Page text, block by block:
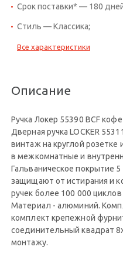
Срок поставки* — 180
Стиль — Классика;
Все характеристики
Описание
Ручка Локер 55390 BCF
Дверная ручка LOCKER
винтаж на круглой розетке
в межкомнатные и
Гальваническое покрытие
защищают от истирания и
ручек более 100 000
Материал - алюминий.
комплект крепежной
соединительный квадрат
монтажу.